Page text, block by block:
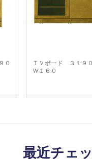
０
ＴＶボード ３１９
Ｗ１６０
最近チェ